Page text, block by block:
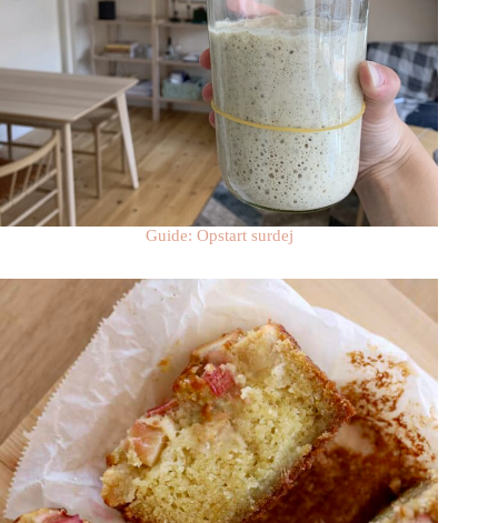
Guide: Opstart surdej